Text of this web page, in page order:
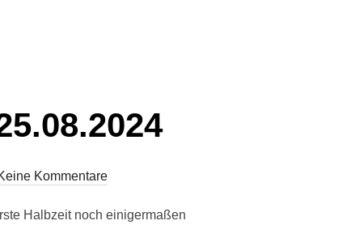
Kommentare
Halbzeit noch einigermaßen